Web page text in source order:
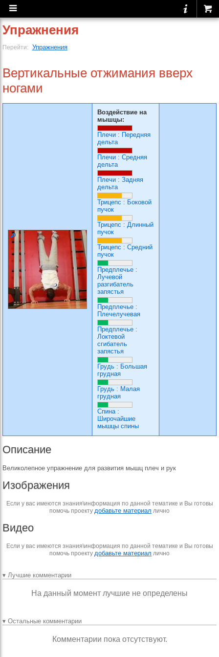
Упражнения
Перейти: Упражнения
Вертикальные отжимания вверх
ногами
Воздействие на
мышцы:
Плечи : Передняя
дельта
Плечи : Средняя
дельта
Плечи : Задняя
дельта
Трицепс : Боковой
пучок
Трицепс : Длинный
пучок
Трицепс : Средний
пучок
Предплечье :
Лучевой
разгибатель
запястья
Предплечье :
Плечелучевая
Предплечье :
Локтевой
сгибатель
запястья
Грудь : Большая
грудная
Грудь : Малая
грудная
Спина:
Широчайшие
мышцы спины
Описание
Великолепное упражнение для развития мышц плеч и рук
Изображения
Если у вас имеются знания\информация по данной тематике и Вы готовы
помочь проекту добавьте материал лично
Видео
Если у вас имеются знания\информация по данной тематике и Вы готовы
помочь проекту добавьте материал лично
▾ Лучшие комментарии
На данный момент лучшие не определены
▾ Остальные комментарии
Комментарии пока отсутствуют.